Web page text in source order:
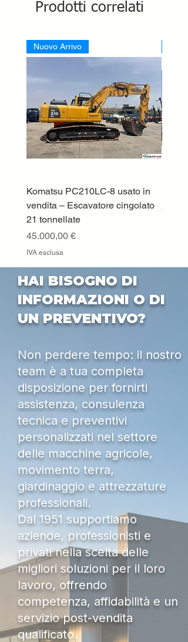
Prodotti correlati
Nuovo Arrivo
Komatsu PC210LC-8 usato in
vendita – Escavatore cingolato
21 tonnellate
Prezzo
45.000,00 €
IVA esclusa
Prezzo
HAI BISOGNO DI
INFORMAZIONI O DI
UN PREVENTIVO?
Non perdere tempo: il nostro
team è a tua completa
disposizione per fornirti
assistenza, consulenza
tecnica e preventivi
personalizzati nel settore
delle macchine agricole,
movimento terra,
giardinaggio e attrezzature
professionali.
Dal 1951 supportiamo
aziende, professionisti e
privati nella scelta delle
migliori soluzioni per il loro
lavoro, offrendo
competenza, affidabilità e un
servizio post-vendita
qualificato.